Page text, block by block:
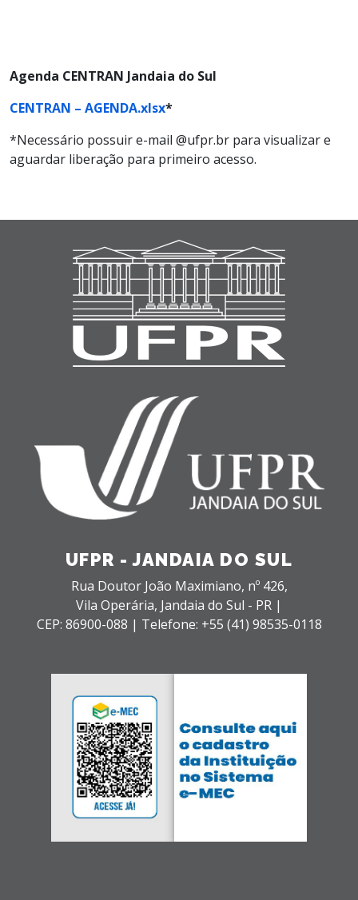
Agenda CENTRAN Jandaia do Sul
CENTRAN – AGENDA.xlsx*
*Necessário possuir e-mail @ufpr.br para visualizar e
aguardar liberação para primeiro acesso.
UFPR - JANDAIA DO SUL
Rua Doutor João Maximiano, nº 426,
Vila Operária, Jandaia do Sul - PR |
CEP: 86900-088 | Telefone: +55 (41) 98535-0118